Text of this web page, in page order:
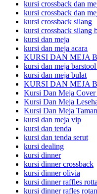
kursi crossback dan
kursi crossback dan
kursi crossback silang
kursi crossback silang
kursi dan meja
kursi dan meja acara
KURSI DAN MEJA
kursi dan meja
kursi dan meja bulat
KURSI DAN MEJA
Kursi Dan Meja
Kursi Dan Meja
Kursi Dan Meja Taman
kursi dan meja vip
kursi dan tenda
kursi dan tenda serut
kursi dealing
kursi dinner
kursi dinner crossback
kursi dinner olivia
kursi dinner raffles
kursi dinner rafles rotan